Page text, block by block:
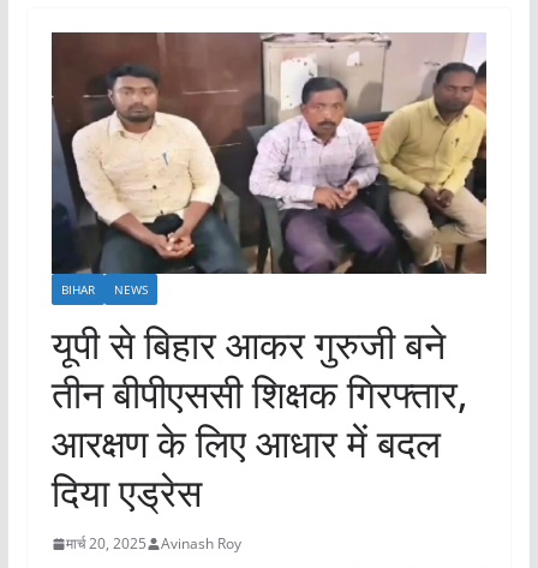
BIHAR NEWS
यूपी से बिहार आकर गुरुजी बने
तीन बीपीएससी शिक्षक गिरफ्तार,
आरक्षण के लिए आधार में बदल
दिया एड्रेस
मार्च 20, 2025 Avinash Roy